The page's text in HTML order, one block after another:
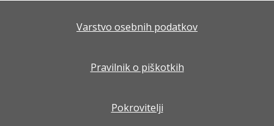
Varstvo osebnih podatkov
Pravilnik o piškotkih
Pokrovitelji